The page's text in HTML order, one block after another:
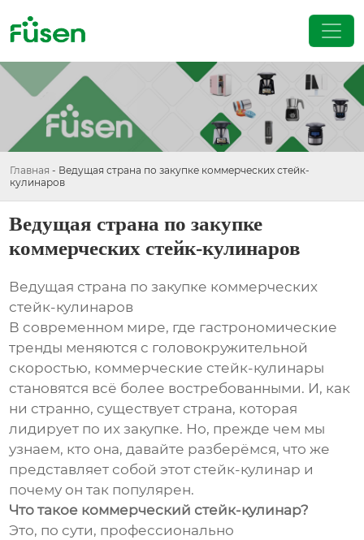
Главная - Ведущая страна по закупке коммерческих стейк-
кулинаров
Ведущая страна по закупке
коммерческих стейк-кулинаров
Ведущая страна по закупке коммерческих
стейк-кулинаров
В современном мире, где гастрономические
тренды меняются с головокружительной
скоростью, коммерческие стейк-кулинары
становятся всё более востребованными. И, как
ни странно, существует страна, которая
лидирует по их закупке. Но, прежде чем мы
узнаем, кто она, давайте разберёмся, что же
представляет собой этот стейк-кулинар и
почему он так популярен.
Что такое коммерческий стейк-кулинар?
Это, по сути, профессионально